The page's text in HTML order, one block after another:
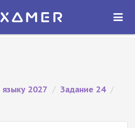
2027
ОТКРЫТЬ
языку 2027 / Задание 24 /